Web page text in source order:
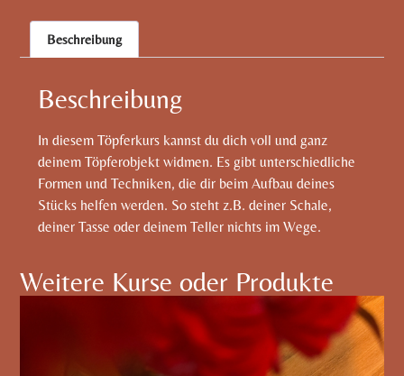
Beschreibung
Beschreibung
In diesem Töpferkurs kannst du dich voll und ganz
deinem Töpferobjekt widmen. Es gibt unterschiedliche
Formen und Techniken, die dir beim Aufbau deines
Stücks helfen werden. So steht z.B. deiner Schale,
deiner Tasse oder deinem Teller nichts im Wege.
Weitere Kurse oder Produkte